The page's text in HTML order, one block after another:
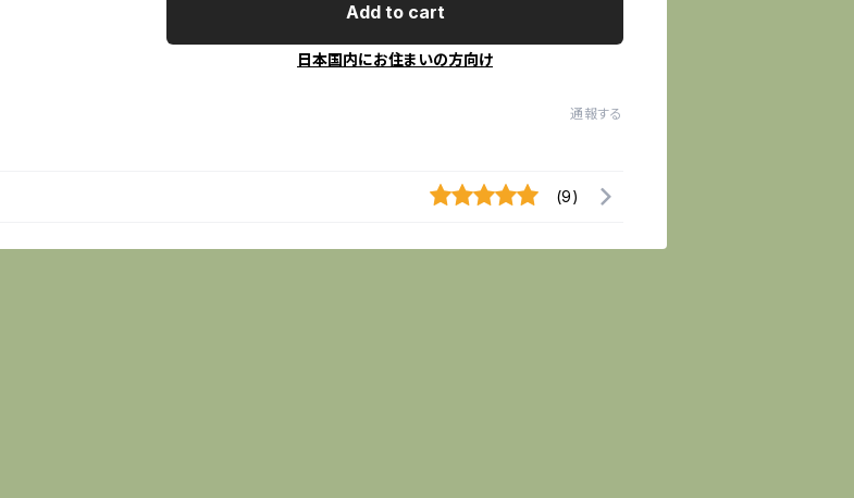
Add to cart
日本国内にお住まいの方向け
通報する
(9)